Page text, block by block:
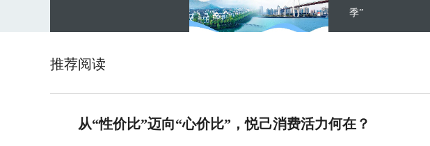
季”
推荐阅读
从“性价比”迈向“心价比”，悦己消费活力何在？